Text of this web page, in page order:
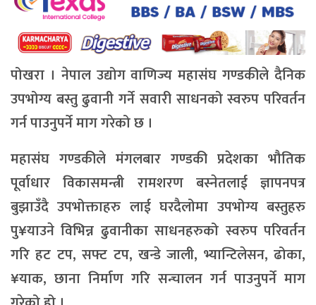
पोखरा । नेपाल उद्योग वाणिज्य महासंघ गण्डकीले दैनिक
उपभोग्य बस्तु ढुवानी गर्ने सवारी साधनको स्वरुप परिवर्तन
गर्न पाउनुपर्ने माग गरेको छ ।
महासंघ गण्डकीले मंगलबार गण्डकी प्रदेशका भौतिक
पूर्वाधार विकासमन्त्री रामशरण बस्नेतलाई ज्ञापनपत्र
बुझाउँदै उपभोक्ताहरु लाई घरदैलोमा उपभोग्य बस्तुहरु
पु¥याउने विभिन्न ढुवानीका साधनहरुको स्वरुप परिवर्तन
गरि हट टप, सफ्ट टप, खन्डे जाली, भ्यान्टिलेसन, ढोका,
¥याक, छाना निर्माण गरि सन्चालन गर्न पाउनुपर्ने माग